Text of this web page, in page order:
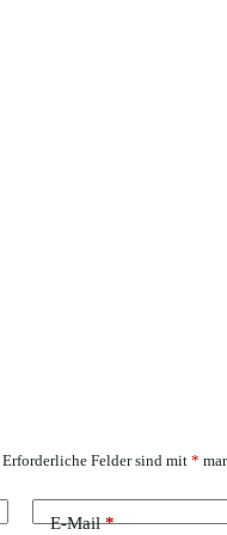
Erforderliche Felder sind mit *
E-Mail*